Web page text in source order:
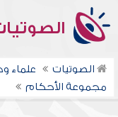
الصوتيات علماء
مجموعة الأحكام